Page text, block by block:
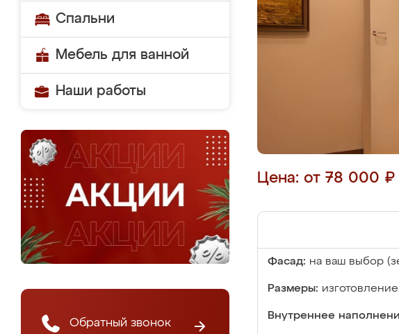
Спальни
Мебель для ванной
Наши работы
Обратный звонок
Цена: от 78 000 ₽
Фасад: на ваш выбор
Размеры:
Внутреннее